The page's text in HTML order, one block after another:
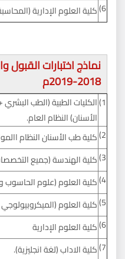
6) كلية العلوم الإدارية
نماذج اختبارات القبول
2018-2019م
1) الكليات الطبية (الطب
الأسنان)
2) كلية طب الأسنان النظام
3) كلية الهندسة (جميع
4) كلية العلوم (علوم الحاسوب
5) كلية العلوم
6) كلية العلوم الإدارية
7) كلية الاداب (لغة انجليزية).